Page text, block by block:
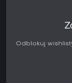
Odblokuj